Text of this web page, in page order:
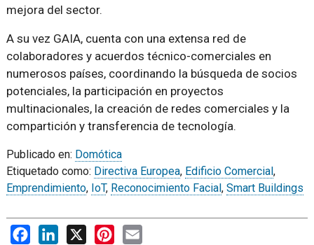
mejora del sector.
A su vez GAIA, cuenta con una extensa red de
colaboradores y acuerdos técnico-comerciales en
numerosos países, coordinando la búsqueda de socios
potenciales, la participación en proyectos
multinacionales, la creación de redes comerciales y la
compartición y transferencia de tecnología.
Publicado en: Domótica
Etiquetado como: Directiva Europea, Edificio Comercial,
Emprendimiento, IoT, Reconocimiento Facial, Smart Buildings
FacebookLinkedIn
X PinterestEmail